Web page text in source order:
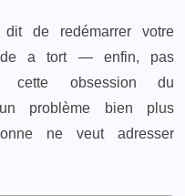
de redémarrer votre
a tort — enfin, pas
cette obsession du
problème bien plus
ne veut adresser